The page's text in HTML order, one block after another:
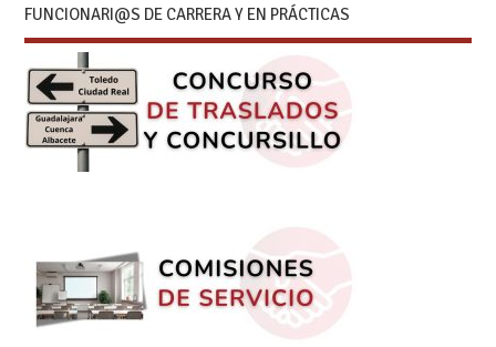
FUNCIONARI@S DE CARRERA Y EN PRÁCTICAS